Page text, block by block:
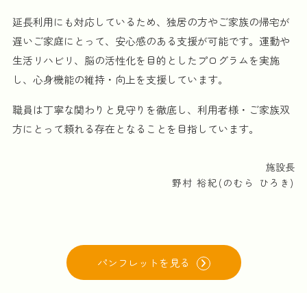
延長利用にも対応しているため、独居の方やご家族の帰宅が
遅いご家庭にとって、安心感のある支援が可能です。運動や
生活リハビリ、脳の活性化を目的としたプログラムを実施
し、心身機能の維持・向上を支援しています。
職員は丁寧な関わりと見守りを徹底し、利用者様・ご家族双
方にとって頼れる存在となることを目指しています。
施設長
野村 裕紀(のむら ひろき)
パンフレットを見る